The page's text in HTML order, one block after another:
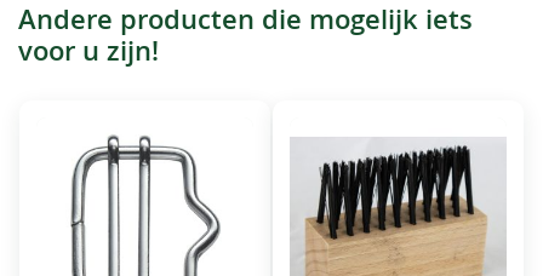
Andere producten die mogelijk iets
voor u zijn!